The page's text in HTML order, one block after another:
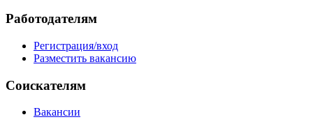
Работодателям
Регистрация/вход
Разместить вакансию
Соискателям
Вакансии